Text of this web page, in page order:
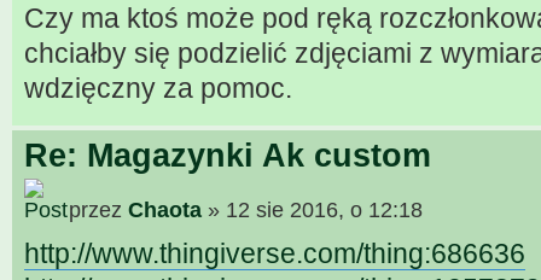
Czy ma ktoś może pod ręką
chciałby się podzielić zdjęciami z
wdzięczny za pomoc.
Re: Magazynki Ak custom
przez Chaota » 12 sie 2016, o 12:18
http://www.thingiverse.com/thing:686636